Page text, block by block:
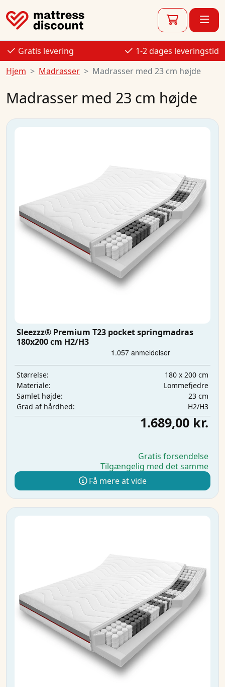
Gratis levering
1-2 dages leveringstid
Hjem
Madrasser Madrasser med 23 cm højde
Madrasser med 23 cm højde
Sleezzz® Premium T23 pocket springmadras
180x200 cm H2/H3
Størrelse:
180 x 200 cm
Materiale:
Lommefjedre
Samlet højde:
23 cm
Grad af hårdhed:
H2/H3
1.689,00 kr.
Gratis forsendelse
Tilgængelig med det samme
Få mere at vide